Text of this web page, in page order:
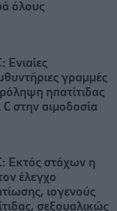
όλους
Ενιαίες
γραμμές
ηπατίτιδας
C στην αιμοδοσία
Εκτός στόχων η
έλεγχο
ιογενούς
σεξουαλικώς